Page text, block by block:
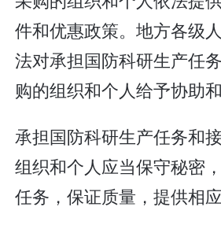
件和优惠政策。地方各级
法对承担国防科研生产任
购的组织和个人给予协助和
承担国防科研生产任务和
组织和个人应当保守秘密
任务，保证质量，提供相